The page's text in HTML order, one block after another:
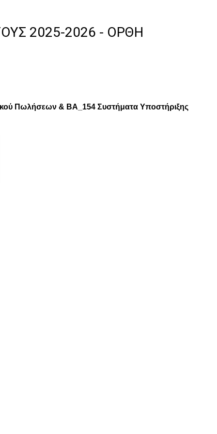
2025-2026 - ΟΡΘΉ
Πωλήσεων & BA_154 Συστήματα Υποστήριξης